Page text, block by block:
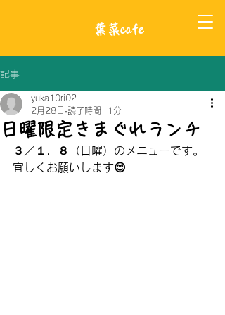
​葉菜cafe
記事
日曜限定きまぐれランチ
yuka10ri02
2月28日 読了時間: 1分
３／１．８（日曜）のメニューです。
宜しくお願いします😊